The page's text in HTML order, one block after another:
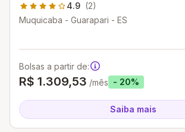
4.9 (2)
Muquicaba - Guarapari - ES
Bolsas a partir de:
R$ 1.309,53 /mês - 20%
Saiba mais